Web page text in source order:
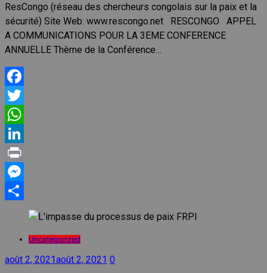
ResCongo (réseau des chercheurs congolais sur la paix et la
sécurité) Site Web: www.rescongo.net RESCONGO APPEL
A COMMUNICATIONS POUR LA 3EME CONFERENCE
ANNUELLE Thème de la Conférence…
Facebook
Twitter
WhatsApp
LinkedIn
Print
Messenger
Partager
Uncategorized
août 2, 2021août 2, 2021 0